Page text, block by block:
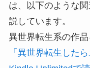
は、以下のような
説しています。
異世界転生系の作品
「異世界転生した